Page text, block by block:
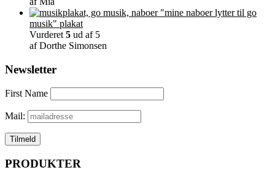
"mine naboer lytter til go
musik" plakat
Vurderet 5 ud af 5
af Dorthe Simonsen
Newsletter
First Name
Mail:
PRODUKTER